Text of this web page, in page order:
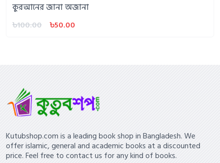
কুরআনের জানা অজানা
৳100.00
৳50.00
Kutubshop.com is a leading book shop in Bangladesh. We
offer islamic, general and academic books at a discounted
price. Feel free to contact us for any kind of books.